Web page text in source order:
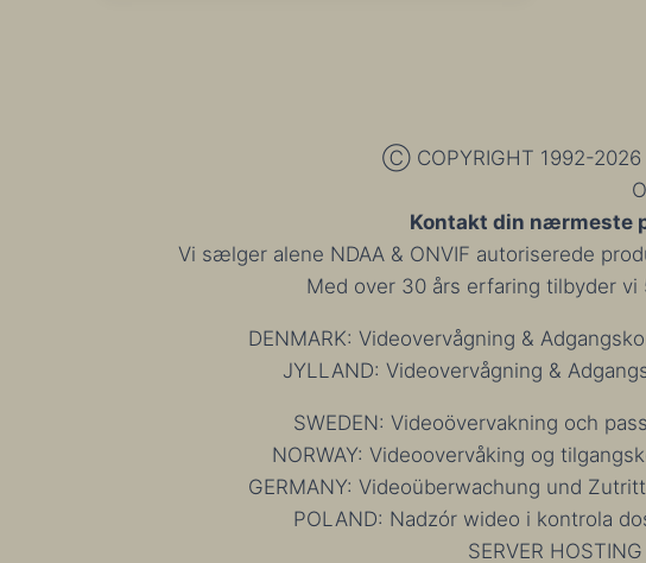
Ⓒ COPYRIGHT 1992-2026
Kontakt din nærmeste
Vi sælger alene NDAA & ONVIF autoriserede
Med over 30 års erfaring tilbyder
DENMARK: Videovervågning &
JYLLAND: Videovervågning &
SWEDEN: Videoövervakning och
NORWAY: Videoovervåking og
GERMANY: Videoüberwachung und
POLAND: Nadzór wideo i kontrola
SERVER